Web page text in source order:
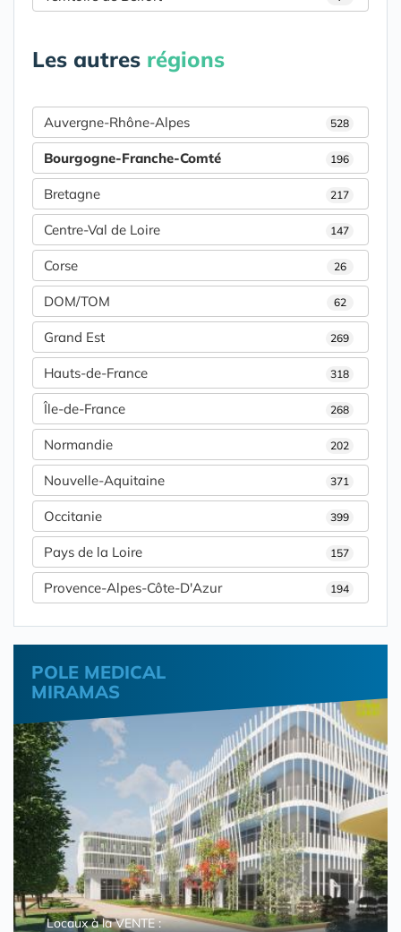
Les autres régions
Auvergne-Rhône-Alpes 528
Bourgogne-Franche-Comté 196
Bretagne 217
Centre-Val de Loire 147
Corse 26
DOM/TOM 62
Grand Est 269
Hauts-de-France 318
Île-de-France 268
Normandie 202
Nouvelle-Aquitaine 371
Occitanie 399
Pays de la Loire 157
Provence-Alpes-Côte-D'Azur 194
POLE MEDICAL
MIRAMAS
Locaux à la VENTE :